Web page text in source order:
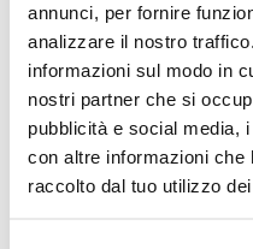
annunci, per fornire
analizzare il nostro
informazioni sul modo in
nostri partner che si
pubblicità e social media,
con altre informazioni che
raccolto dal tuo utilizzo
in
colore
Blu
Scuro
in
colore
Blu
Scuro
Venditore:
Tucano Urbano
Disponibilità:
In magazzino
Tipo di prodotto:
Giacche invernali